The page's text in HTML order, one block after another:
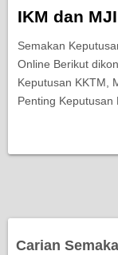
IKM dan
Semakan
Online Berikut
Keputusan KKTM,
Penting Keputusan
Carian